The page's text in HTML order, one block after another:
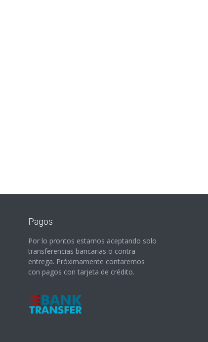
Pagos
Por lo prontos estamos aceptando solo
transferencias bancarias o contra
entrega. Próximamente contaremos
con pagos con tarjeta de crédito.